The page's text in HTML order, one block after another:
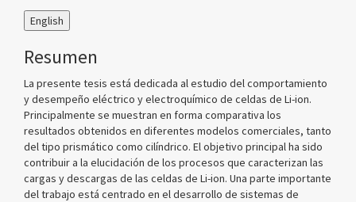
English
Resumen
La presente tesis está dedicada al estudio del comportamiento
y desempeño eléctrico y electroquímico de celdas de Li-ion.
Principalmente se muestran en forma comparativa los
resultados obtenidos en diferentes modelos comerciales, tanto
del tipo prismático como cilíndrico. El objetivo principal ha sido
contribuir a la elucidación de los procesos que caracterizan las
cargas y descargas de las celdas de Li-ion. Una parte importante
del trabajo está centrado en el desarrollo de sistemas de